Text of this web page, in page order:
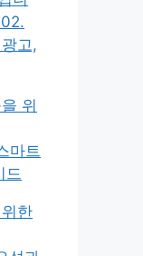
고,
위
마트
드
한